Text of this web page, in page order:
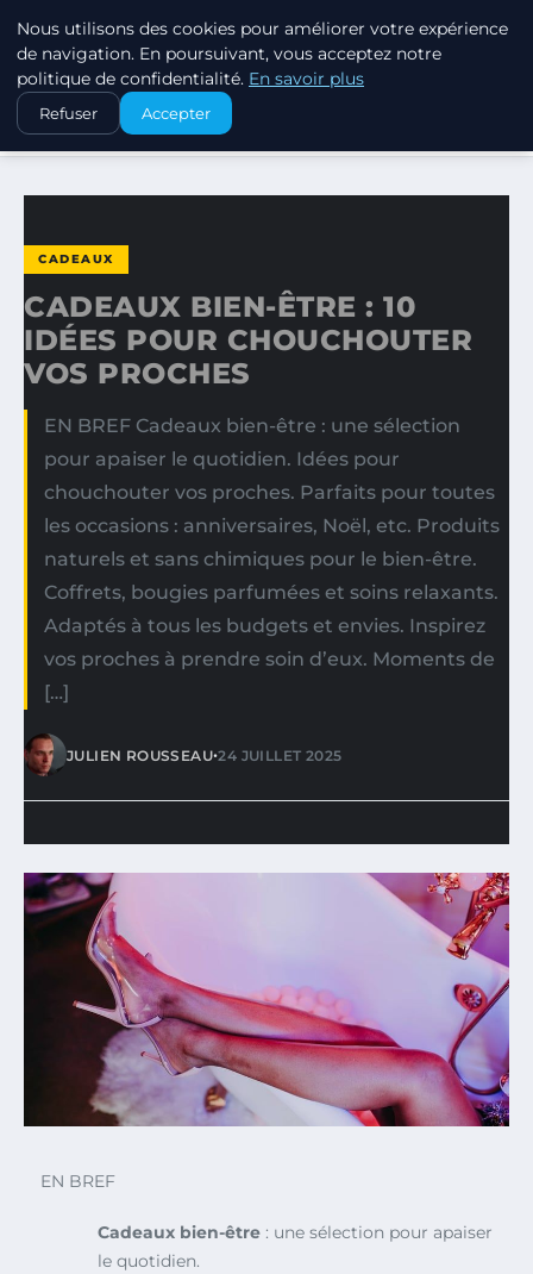
SWISSTALES
ACCUEIL
CADEAUX
CADEAUX BIEN-ÊTRE : 10 IDÉES POUR CHOUCHOUTER VOS…
CADEAUX
CADEAUX BIEN-ÊTRE : 10
IDÉES POUR CHOUCHOUTER
VOS PROCHES
EN BREF Cadeaux bien-être : une sélection
pour apaiser le quotidien. Idées pour
chouchouter vos proches. Parfaits pour toutes
les occasions : anniversaires, Noël, etc. Produits
naturels et sans chimiques pour le bien-être.
Coffrets, bougies parfumées et soins relaxants.
Adaptés à tous les budgets et envies. Inspirez
vos proches à prendre soin d’eux. Moments de
[…]
JULIEN ROUSSEAU•24 JUILLET 2025
EN BREF
Cadeaux bien-être : une sélection pour apaiser
le quotidien.
Nous utilisons des cookies pour améliorer votre expérience
de navigation. En poursuivant, vous acceptez notre
politique de confidentialité. En savoir plus
Refuser Accepter